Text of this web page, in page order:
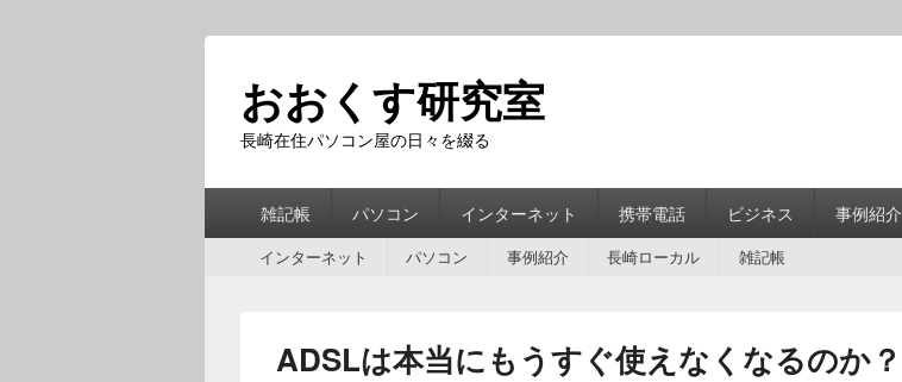
おおくす研究室
長崎在住パソコン屋の日々を綴る
雑記帳 パソコン インターネット 携帯電話 ビジネス 事例紹介
インターネット パソコン 事例紹介 長崎ローカル 雑記帳
ADSLは本当にもうすぐ使えなくなるのか？